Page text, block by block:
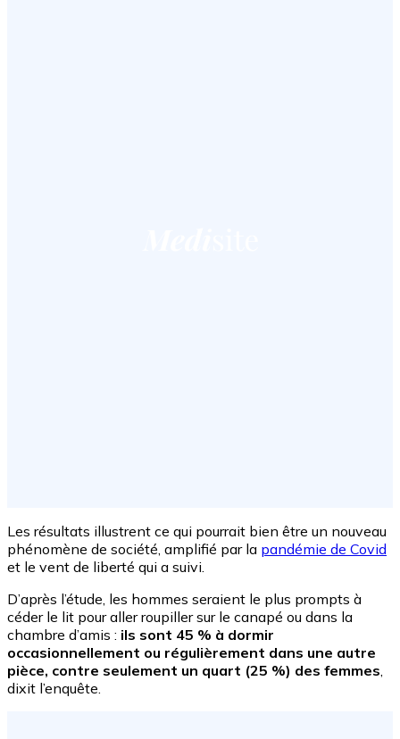
Les résultats illustrent ce qui pourrait bien être un nouveau
phénomène de société, amplifié par la pandémie de Covid
et le vent de liberté qui a suivi.
D’après l’étude, les hommes seraient le plus prompts à
céder le lit pour aller roupiller sur le canapé ou dans la
chambre d’amis : ils sont 45 % à dormir
occasionnellement ou régulièrement dans une autre
pièce, contre seulement un quart (25 %) des femmes,
dixit l’enquête.